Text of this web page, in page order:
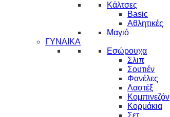
Κάλτσες
Basic
Αθλητικές
Μαγιό
ΓΥΝΑΙΚΑ
Εσώρουχα
Σλιπ
Σουτιέν
Φανέλες
Λαστέξ
Κομπινεζόν
Κορμάκια
Σετ